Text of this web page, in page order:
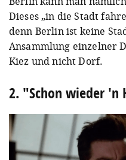
Dieses „in die Stadt
denn Berlin ist keine
Ansammlung einzelner
Kiez und nicht Dorf.
2. "Schon wieder 'n